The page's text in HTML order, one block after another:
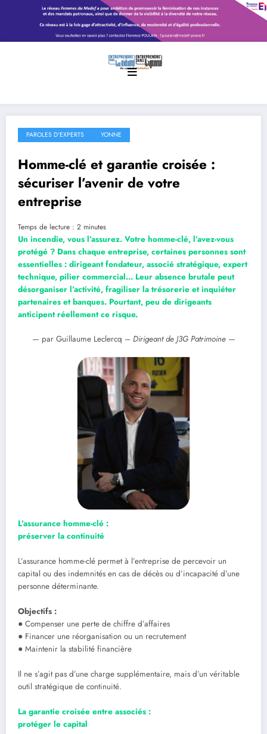
PAROLES D'EXPERTS YONNE
Homme-clé et garantie croisée :
sécuriser l’avenir de votre
entreprise
Temps de lecture : 2 minutes
Un incendie, vous l’assurez. Votre homme-clé, l’avez-vous
protégé ? Dans chaque entreprise, certaines personnes sont
essentielles : dirigeant fondateur, associé stratégique, expert
technique, pilier commercial… Leur absence brutale peut
désorganiser l’activité, fragiliser la trésorerie et inquiéter
partenaires et banques. Pourtant, peu de dirigeants
anticipent réellement ce risque.
— par Guillaume Leclercq – Dirigeant de J3G Patrimoine —
L’assurance homme-clé :
préserver la continuité
L’assurance homme-clé permet à l’entreprise de percevoir un
capital ou des indemnités en cas de décès ou d’incapacité d’une
personne déterminante.
Objectifs :
● Compenser une perte de chiffre d’affaires
● Financer une réorganisation ou un recrutement
● Maintenir la stabilité financière
Il ne s’agit pas d’une charge supplémentaire, mais d’un véritable
outil stratégique de continuité.
La garantie croisée entre associés :
protéger le capital